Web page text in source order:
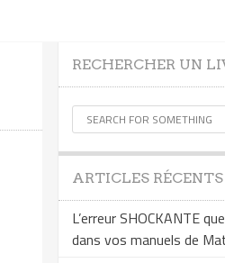
RECHERCHER UN
ARTICLES RÉCENTS
L’erreur SHOCKANTE
dans vos manuels de